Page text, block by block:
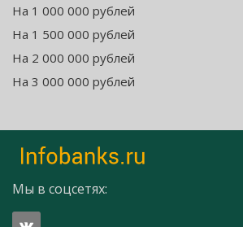
На 1 000 000 рублей
На 1 500 000 рублей
На 2 000 000 рублей
На 3 000 000 рублей
Мы в соцсетях: